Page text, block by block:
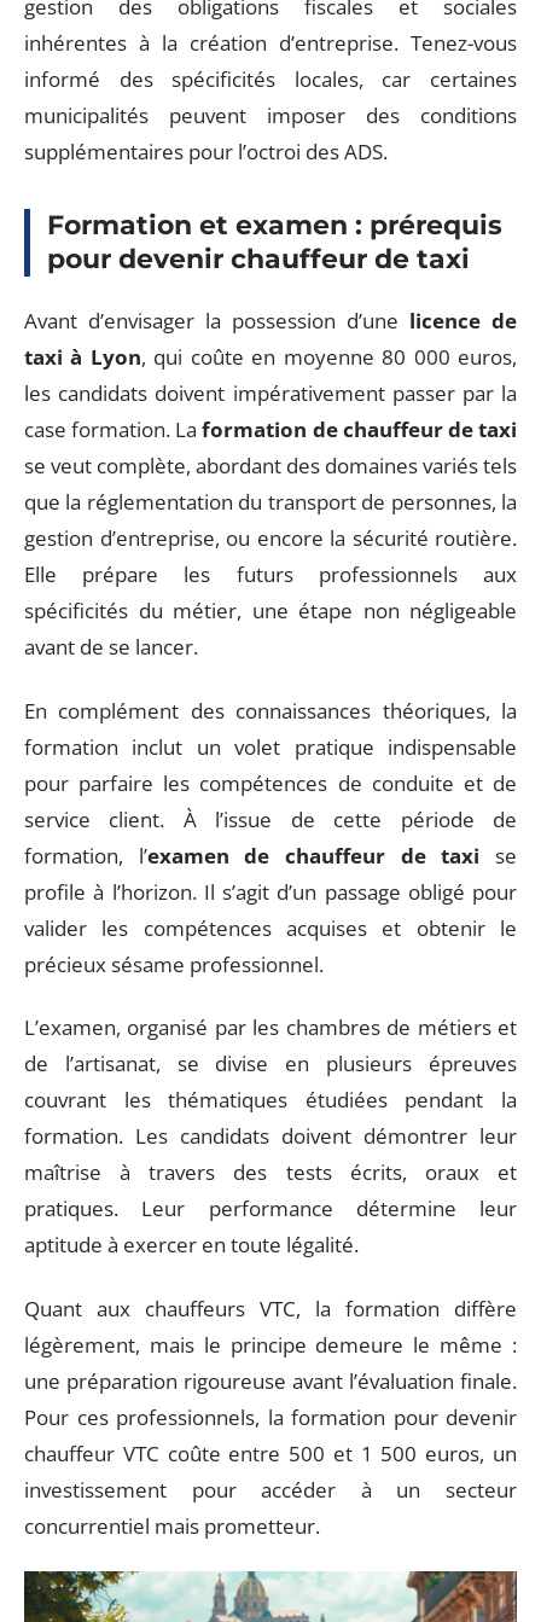
gestion des obligations fiscales et sociales
inhérentes à la création d’entreprise. Tenez-vous
informé des spécificités locales, car certaines
municipalités peuvent imposer des conditions
supplémentaires pour l’octroi des ADS.
Formation et examen : prérequis
pour devenir chauffeur de taxi
Avant d’envisager la possession d’une licence de
taxi à Lyon, qui coûte en moyenne 80 000 euros,
les candidats doivent impérativement passer par la
case formation. Laformation de chauffeur de taxi
se veut complète, abordant des domaines variés tels
que la réglementation du transport de personnes, la
gestion d’entreprise, ou encore la sécurité routière.
Elle prépare les futurs professionnels aux
spécificités du métier, une étape non négligeable
avant de se lancer.
En complément des connaissances théoriques, la
formation inclut un volet pratique indispensable
pour parfaire les compétences de conduite et de
service client. À l’issue de cette période de
formation, l’examen de chauffeur de taxi se
profile à l’horizon. Il s’agit d’un passage obligé pour
valider les compétences acquises et obtenir le
précieux sésame professionnel.
L’examen, organisé par les chambres de métiers et
de l’artisanat, se divise en plusieurs épreuves
couvrant les thématiques étudiées pendant la
formation. Les candidats doivent démontrer leur
maîtrise à travers des tests écrits, oraux et
pratiques. Leur performance détermine leur
aptitude à exercer en toute légalité.
Quant aux chauffeurs VTC, la formation diffère
légèrement, mais le principe demeure le même :
une préparation rigoureuse avant l’évaluation finale.
Pour ces professionnels, la formation pour devenir
chauffeur VTC coûte entre 500 et 1 500 euros, un
investissement pour accéder à un secteur
concurrentiel mais prometteur.